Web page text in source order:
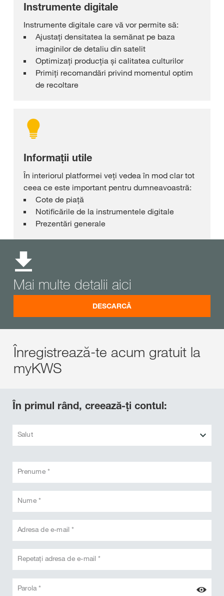
Instrumente digitale
Instrumente digitale care vă vor permite să:
Ajustaţi densitatea la semănat pe baza
imaginilor de detaliu din satelit
Optimizați producția și calitatea culturilor
Primiţi recomandări privind momentul optim
de recoltare
Informații utile
În interiorul platformei veți vedea în mod clar tot
ceea ce este important pentru dumneavoastră:
Cote de piață
Notificările de la instrumentele digitale
Prezentări generale
Mai multe detalii aici
DESCARCĂ
Înregistrează-te acum gratuit la
myKWS
În primul rând, creează-ți contul:
Salut
Prenume *
Nume *
Adresa de e-mail *
Repetați adresa de e-mail *
Parola *